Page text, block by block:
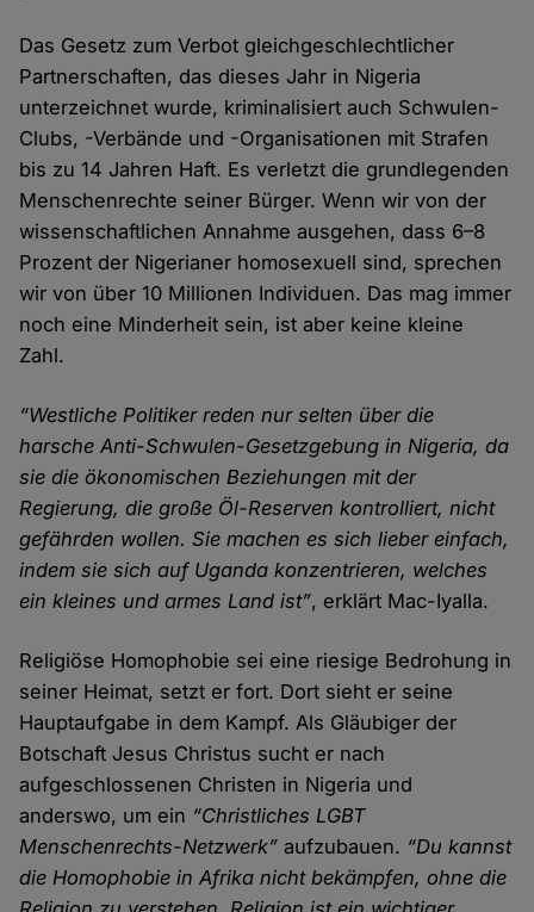
Das Gesetz zum Verbot gleichgeschlechtlicher
Partnerschaften, das dieses Jahr in Nigeria
unterzeichnet wurde, kriminalisiert auch Schwulen-
Clubs, -Verbände und -Organisationen mit Strafen
bis zu 14 Jahren Haft. Es verletzt die grundlegenden
Menschenrechte seiner Bürger. Wenn wir von der
wissenschaftlichen Annahme ausgehen, dass 6–8
Prozent der Nigerianer homosexuell sind, sprechen
wir von über 10 Millionen Individuen. Das mag immer
noch eine Minderheit sein, ist aber keine kleine
Zahl.
“Westliche Politiker reden nur selten über die
harsche Anti-Schwulen-Gesetzgebung in Nigeria, da
sie die ökonomischen Beziehungen mit der
Regierung, die große Öl-Reserven kontrolliert, nicht
gefährden wollen. Sie machen es sich lieber einfach,
indem sie sich auf Uganda konzentrieren, welches
ein kleines und armes Land ist”, erklärt Mac-Iyalla.
Religiöse Homophobie sei eine riesige Bedrohung in
seiner Heimat, setzt er fort. Dort sieht er seine
Hauptaufgabe in dem Kampf. Als Gläubiger der
Botschaft Jesus Christus sucht er nach
aufgeschlossenen Christen in Nigeria und
anderswo, um ein “Christliches LGBT
Menschenrechts-Netzwerk” aufzubauen. “Du kannst
die Homophobie in Afrika nicht bekämpfen, ohne die